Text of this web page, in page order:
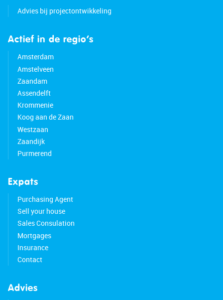
Advies bij projectontwikkeling
Actief in de regio’s
Amsterdam
Amstelveen
Zaandam
Assendelft
Krommenie
Koog aan de Zaan
Westzaan
Zaandijk
Purmerend
Expats
Purchasing Agent
Sell your house
Sales Consulation
Mortgages
Insurance
Contact
Advies